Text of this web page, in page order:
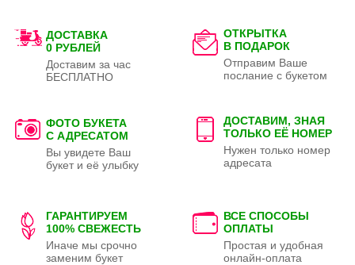
ДОСТАВКА
0 РУБЛЕЙ
Доставим за час
БЕСПЛАТНО
ОТКРЫТКА
В ПОДАРОК
Отправим Ваше
послание с букетом
ФОТО БУКЕТА
С АДРЕСАТОМ
Вы увидете Ваш
букет и её улыбку
ДОСТАВИМ, ЗНАЯ
ТОЛЬКО ЕЁ НОМЕР
Нужен только номер
адресата
ГАРАНТИРУЕМ
100% СВЕЖЕСТЬ
Иначе мы срочно
заменим букет
ВСЕ СПОСОБЫ
ОПЛАТЫ
Простая и удобная
онлайн-оплата